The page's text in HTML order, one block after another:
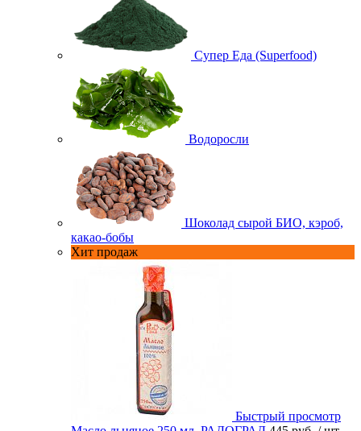
Супер Еда (Superfood)
Водоросли
Шоколад сырой БИО, кэроб,
какао-бобы
Хит продаж
Быстрый просмотр